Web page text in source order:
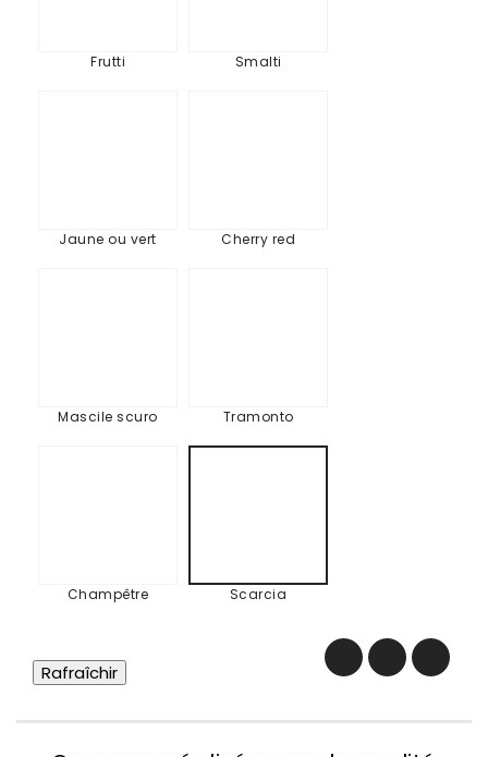
Frutti
Smalti
Jaune ou vert
Cherry red
Mascile scuro
Tramonto
Champêtre Scarcia